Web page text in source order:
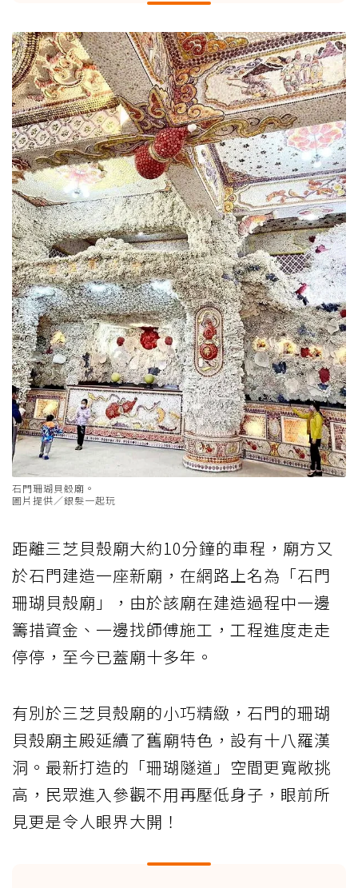
石門珊瑚貝殼廟。
圖片提供／銀髮一起玩
距離三芝貝殼廟大約10分鐘的車程，廟方又
於石門建造一座新廟，在網路上名為「石門
珊瑚貝殼廟」，由於該廟在建造過程中一邊
籌措資金、一邊找師傅施工，工程進度走走
停停，至今已蓋廟十多年。
有別於三芝貝殼廟的小巧精緻，石門的珊瑚
貝殼廟主殿延續了舊廟特色，設有十八羅漢
洞。最新打造的「珊瑚隧道」空間更寬敞挑
高，民眾進入參觀不用再壓低身子，眼前所
見更是令人眼界大開！